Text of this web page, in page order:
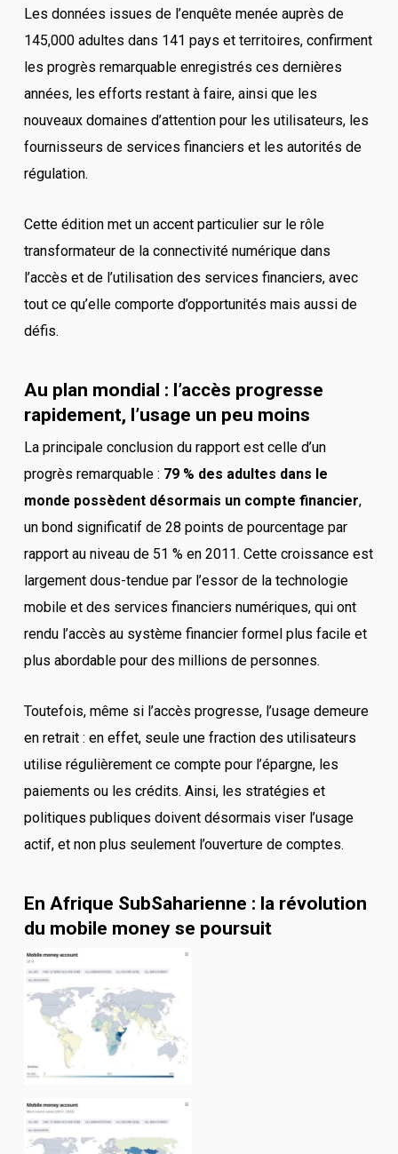
Les données issues de l’enquête menée auprès de
145,000 adultes dans 141 pays et territoires, confirment
les progrès remarquable enregistrés ces dernières
années, les efforts restant à faire, ainsi que les
nouveaux domaines d’attention pour les utilisateurs, les
fournisseurs de services financiers et les autorités de
régulation.
Cette édition met un accent particulier sur le rôle
transformateur de la connectivité numérique dans
l’accès et de l’utilisation des services financiers, avec
tout ce qu’elle comporte d’opportunités mais aussi de
défis.
Au plan mondial : l’accès progresse
rapidement, l’usage un peu moins
La principale conclusion du rapport est celle d’un
progrès remarquable : 79 % des adultes dans le
monde possèdent désormais un compte financier,
un bond significatif de 28 points de pourcentage par
rapport au niveau de 51 % en 2011. Cette croissance est
largement dous-tendue par l’essor de la technologie
mobile et des services financiers numériques, qui ont
rendu l’accès au système financier formel plus facile et
plus abordable pour des millions de personnes.
Toutefois, même si l’accès progresse, l’usage demeure
en retrait : en effet, seule une fraction des utilisateurs
utilise régulièrement ce compte pour l’épargne, les
paiements ou les crédits. Ainsi, les stratégies et
politiques publiques doivent désormais viser l’usage
actif, et non plus seulement l’ouverture de comptes.
En Afrique SubSaharienne : la révolution
du mobile money se poursuit